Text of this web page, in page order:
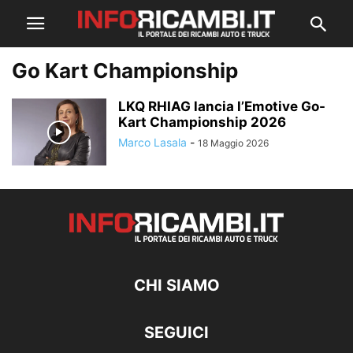
Go Kart Championship
LKQ RHIAG lancia l’Emotive Go-
Kart Championship 2026
Marco Lasala - 18 Maggio 2026
CHI SIAMO
SEGUICI